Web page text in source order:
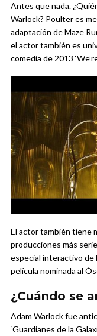
Antes que nada.
Warlock? Poulter es
adaptación de Maze
el actor también es
comedia de 2013
El actor también tiene
producciones más
especial interactivo de
película nominada al
¿Cuándo se
Adam Warlock fue
‘Guardianes de la